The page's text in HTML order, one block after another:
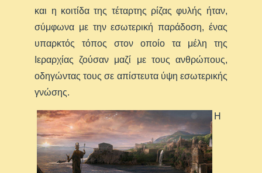
και η κοιτίδα της τέταρτης ρίζας φυλής ήταν,
σύμφωνα με την εσωτερική παράδοση, ένας
υπαρκτός τόπος στον οποίο τα μέλη της
Ιεραρχίας ζούσαν μαζί με τους ανθρώπους,
οδηγώντας τους σε απίστευτα ύψη εσωτερικής
γνώσης.
Η